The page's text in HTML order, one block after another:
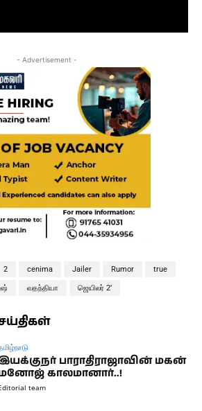
- Advertisement -
2 cenima Jailer Rumor true
வதந்தியா ஜெயிலர் 2’
பாராதிராஜாவின் மகன்
காலமானார்..!
team